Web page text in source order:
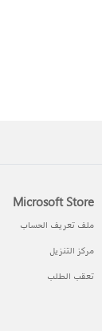
Microsoft Store
ملف تعريف الحساب
مركز التنزيل
تعقب الطلب